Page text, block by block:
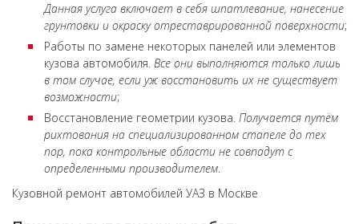
Данная услуга включает в себя шпатлевание, нанесение
грунтовки и окраску отреставрированной поверхности;
Работы по замене некоторых панелей или элементов
кузова автомобиля. Все они выполняются только лишь
в том случае, если уж восстановить их не существует
возможности;
Восстановление геометрии кузова. Получается путём
рихтования на специализированном стапеле до тех
пор, пока контрольные области не совпадут с
определенными производителем.
Кузовной ремонт автомобилей УАЗ в Москве